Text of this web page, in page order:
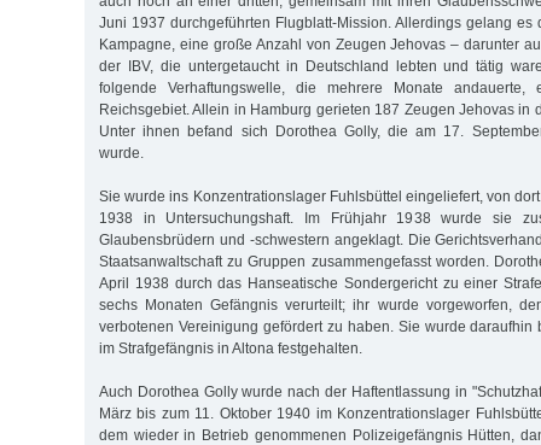
Juni 1937 durchgeführten Flugblatt-Mission. Allerdings gelang es
Kampagne, eine große Anzahl von Zeugen Jehovas – darunter
der IBV, die untergetaucht in Deutschland lebten und tätig
folgende Verhaftungswelle, die mehrere Monate andauerte,
Reichsgebiet. Allein in Hamburg gerieten 187 Zeugen Jehovas in
Unter ihnen befand sich Dorothea Golly, die am 17.
wurde.
Sie wurde ins Konzentrationslager Fuhlsbüttel eingeliefert, von
1938 in Untersuchungshaft. Im Frühjahr 1938 wurde sie
Glaubensbrüdern und -schwestern angeklagt. Die
Staatsanwaltschaft zu Gruppen zusammengefasst worden.
April 1938 durch das Hanseatische Sondergericht zu einer
sechs Monaten Gefängnis verurteilt; ihr wurde vorgeworfen,
verbotenen Vereinigung gefördert zu haben. Sie wurde daraufhin
im Strafgefängnis in Altona festgehalten.
Auch Dorothea Golly wurde nach der Haftentlassung in
März bis zum 11. Oktober 1940 im Konzentrationslager
dem wieder in Betrieb genommenen Polizeigefängnis Hütten,